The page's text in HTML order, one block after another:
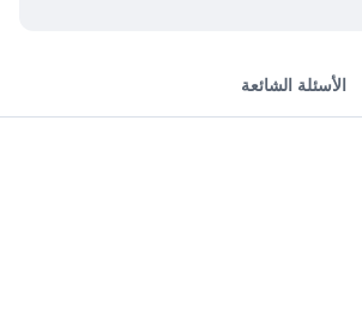
الأسئلة الشائعة